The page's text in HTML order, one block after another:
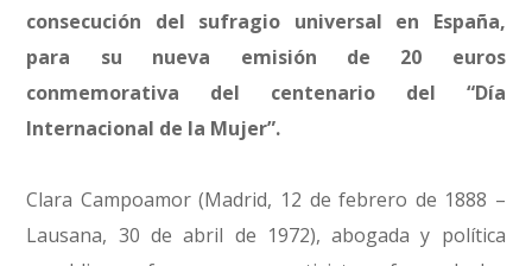
consecución del sufragio universal en España,
para su nueva emisión de 20 euros
conmemorativa del centenario del “Día
Internacional de la Mujer”.
Clara Campoamor (Madrid, 12 de febrero de 1888 –
Lausana, 30 de abril de 1972), abogada y política